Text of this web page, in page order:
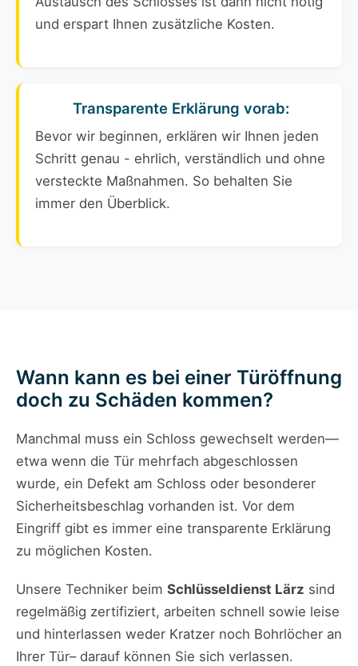
und erspart Ihnen zusätzliche Kosten.
Transparente Erklärung vorab:
Bevor wir beginnen, erklären wir Ihnen jeden
Schritt genau - ehrlich, verständlich und ohne
versteckte Maßnahmen. So behalten Sie
immer den Überblick.
Wann kann es bei einer Türöffnung
doch zu Schäden kommen?
Manchmal muss ein Schloss gewechselt werden—
etwa wenn die Tür mehrfach abgeschlossen
wurde, ein Defekt am Schloss oder besonderer
Sicherheitsbeschlag vorhanden ist. Vor dem
Eingriff gibt es immer eine transparente Erklärung
zu möglichen Kosten.
Unsere Techniker beim Schlüsseldienst Lärz sind
regelmäßig zertifiziert, arbeiten schnell sowie leise
und hinterlassen weder Kratzer noch Bohrlöcher an
Ihrer Tür– darauf können Sie sich verlassen.